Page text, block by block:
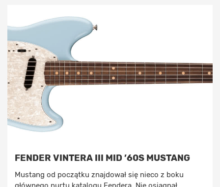
FENDER VINTERA III MID ’60S MUSTANG
Mustang od początku znajdował się nieco z boku